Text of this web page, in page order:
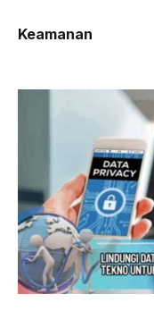
Keamanan